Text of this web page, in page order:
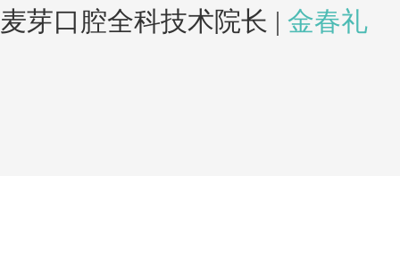
麦芽口腔全科技术院长 | 金春礼